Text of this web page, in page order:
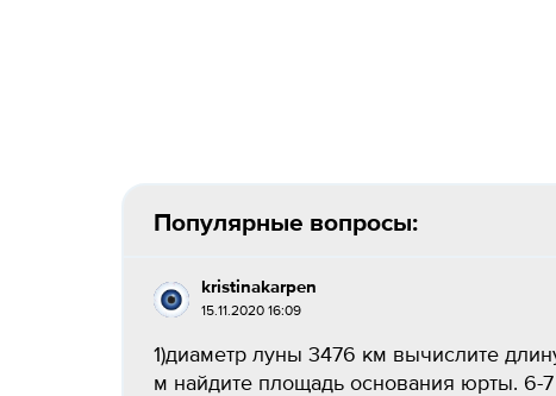
Популярные вопросы:
kristinakarpen
15.11.2020 16:09
1)диаметр луны 3476 км вычислите
м найдите площадь основания юрты. 6-7